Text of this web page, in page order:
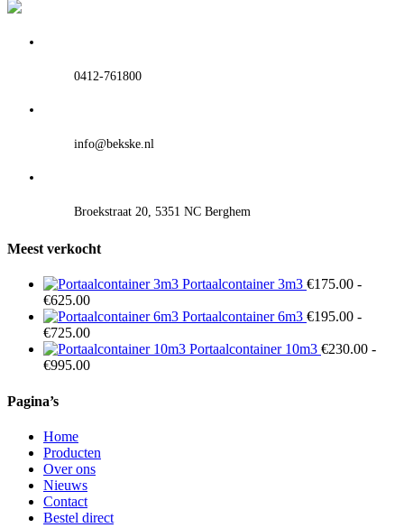
0412-761800
info@bekske.nl
Broekstraat 20, 5351 NC Berghem
Meest verkocht
Portaalcontainer 3m3 €175.00 -
€625.00Prijsklasse:
€175.00
tot
€625.00
Portaalcontainer 6m3 €195.00 -
€725.00Prijsklasse:
€195.00
tot
Portaalcontainer 10m3 €230.00 -
€995.00Prijsklasse:
Pagina’s
Home
Producten
Over ons
Nieuws
Contact
Bestel direct